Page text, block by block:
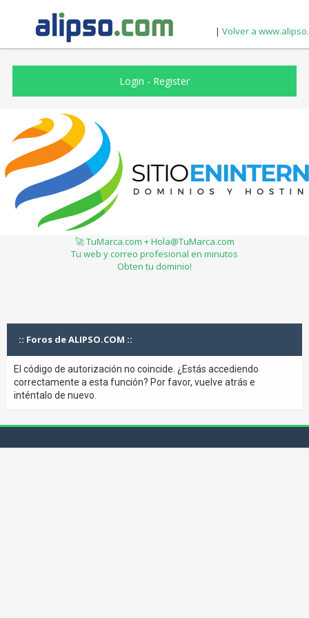
| Volver a
Login - Register
🚀 TuMarca.com + Hola@TuMarca.com
Tu web y correo profesional en minutos
Obten tu dominio!
:: Foros de ALIPSO.COM ::
El código de autorización no coincide. ¿Estás accediendo
correctamente a esta función? Por favor, vuelve atrás e
inténtalo de nuevo.